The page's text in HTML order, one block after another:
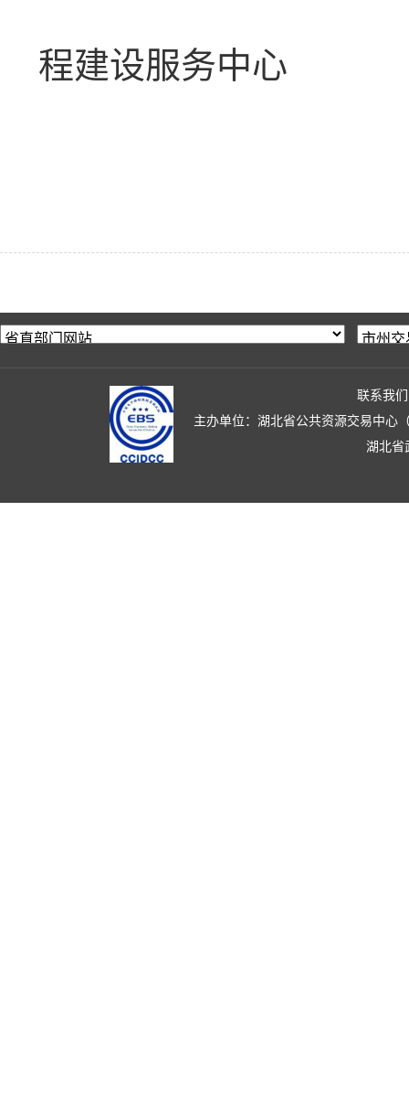
程建设服务中心
联系我们
主办单位：湖北省公共资源交易中心
湖北省